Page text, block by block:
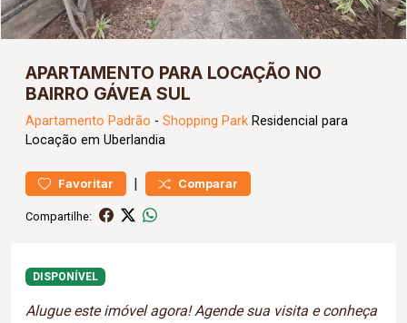
APARTAMENTO PARA LOCAÇÃO NO
BAIRRO GÁVEA SUL
Apartamento Padrão - Shopping Park Residencial para
Locação em Uberlandia
Favoritar | Comparar
Compartilhe:
DISPONÍVEL
Alugue este imóvel agora! Agende sua visita e conheça